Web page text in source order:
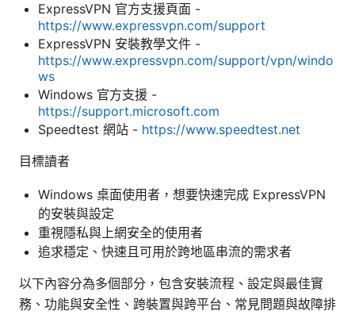
ExpressVPN 官方支援頁面 -
https://www.expressvpn.com/support
ExpressVPN 安裝教學文件 -
https://www.expressvpn.com/support/vpn/windo
ws
Windows 官方支援 -
https://support.microsoft.com
Speedtest 網站 - https://www.speedtest.net
目標讀者
Windows 桌面使用者，想要快速完成 ExpressVPN
的安裝與設定
重視隱私與上網安全的使用者
追求穩定、快速且可用於跨地區串流的需求者
以下內容分為多個部分，包含安裝流程、設定與最佳實
務、功能與安全性、跨裝置與跨平台、常見問題與故障排